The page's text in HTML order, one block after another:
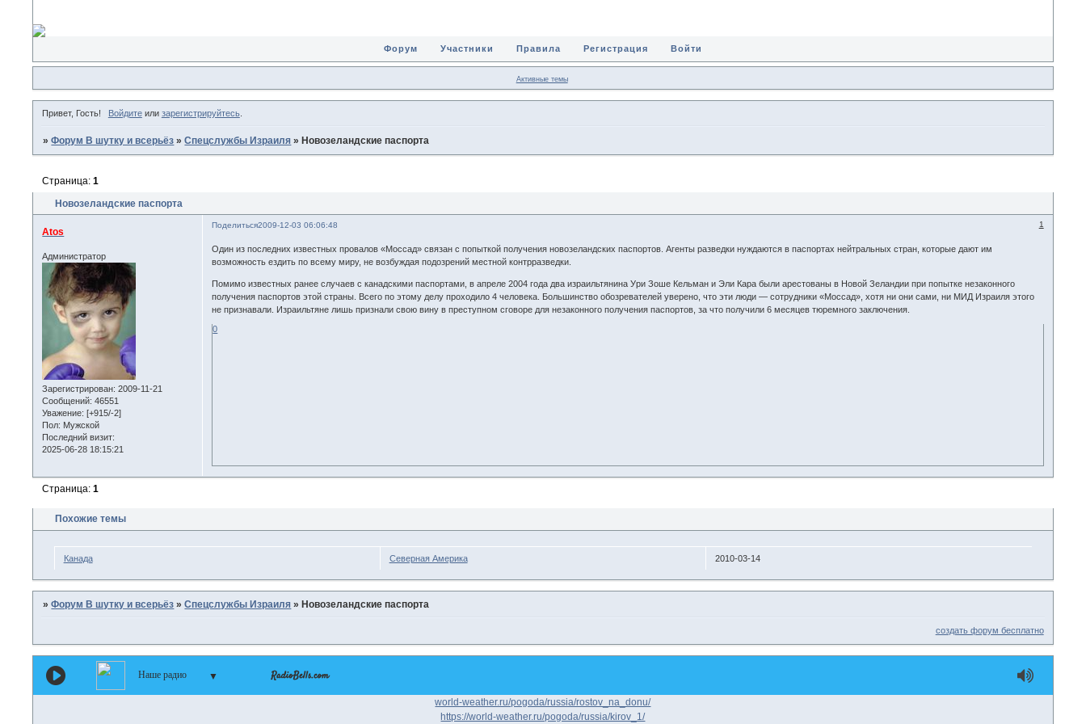
Форум Участники Правила Регистрация Войти
Активные темы
Привет, Гость! Войдитеили зарегистрируйтесь.
»Форум В шутку и всерьёз »Спецслужбы Израиля » Новозеландские паспорта
Новозеландские паспорта
Страница:1
Поделиться 1
2009-12-03 06:06:48
Atos
Администратор
Зарегистрирован: 2009-11-21
Сообщений: 46551
Уважение: [+915/-2]
Пол: Мужской
Последний визит:
2025-06-28 18:15:21
Один из последних известных провалов «Моссад» связан с попыткой получения новозеландских паспортов. Агенты разведки нуждаются в паспортах нейтральных стран, которые дают им
возможность ездить по всему миру, не возбуждая подозрений местной контрразведки.
Помимо известных ранее случаев с канадскими паспортами, в апреле 2004 года два израильтянина Ури Зоше Кельман и Эли Кара были арестованы в Новой Зеландии при попытке незаконного
получения паспортов этой страны. Всего по этому делу проходило 4 человека. Большинство обозревателей уверено, что эти люди — сотрудники «Моссад», хотя ни они сами, ни МИД Израиля этого
не признавали. Израильтяне лишь признали свою вину в преступном сговоре для незаконного получения паспортов, за что получили 6 месяцев тюремного заключения.
0
Страница:1
Похожие темы
Канада Северная Америка 2010-03-14
»Форум В шутку и всерьёз »Спецслужбы Израиля » Новозеландские паспорта
создать форум бесплатно
Наше радио ▼
world-weather.ru/pogoda/russia/rostov_na_donu/
https://world-weather.ru/pogoda/russia/kirov_1/